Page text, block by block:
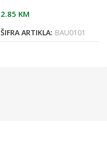
2.85 KM
ŠIFRA ARTIKLA: BAU0101